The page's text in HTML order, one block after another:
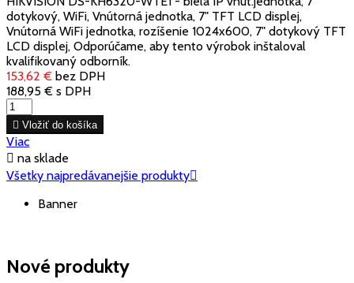
dotykový, WiFi, Vnútorná jednotka, 7" TFT LCD displej,
Vnútorná WiFi jednotka, rozíšenie 1024x600, 7" dotykový TFT
LCD displej, Odporúčame, aby tento výrobok inštaloval
kvalifikovaný odborník.
153,62 € bez DPH
188,95 € s DPH
 Vložiť do košíka
Viac
 na sklade
Všetky najpredávanejšie produkty
Banner
Nové produkty